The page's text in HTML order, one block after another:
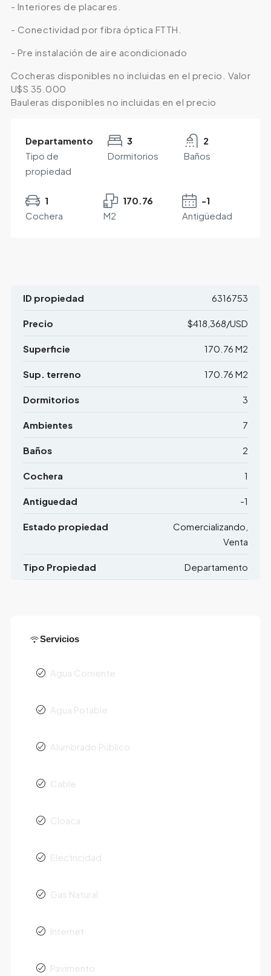
- Interiores de placares.
- Conectividad por fibra óptica FTTH.
- Pre instalación de aire acondicionado
Cocheras disponibles no incluidas en el precio. Valor
U$S 35.000
Bauleras disponibles no incluidas en el precio
Departamento
Tipo de
propiedad
3
Dormitorios
2
Baños
1
Cochera
170.76
M2
-1
Antigüedad
ID propiedad 6316753
Precio $418,368/USD
Superficie 170.76 M2
Sup. terreno 170.76 M2
Dormitorios 3
Ambientes 7
Baños 2
Cochera 1
Antiguedad -1
Estado propiedad
Comercializando,
Venta
Tipo Propiedad Departamento
Servicios
Agua Corriente
Agua Potable
Alumbrado Público
Cable
Cloaca
Electricidad
Gas Natural
Internet
Pavimento